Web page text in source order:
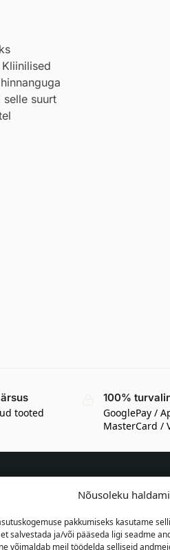
Nõusoleku
pakkumiseks kasutame
salvestada ja/või pääseda ligi seadme
võimaldab meil töödelda selliseid
suurt
tooted
100%
GooglePay /
MasterCard /
TEAVE OSTJALE
Tarnetingimused
Tingimused